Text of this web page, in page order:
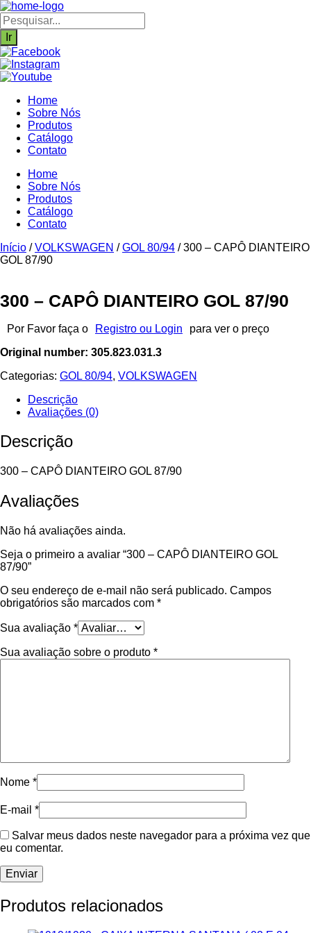
Ir
para
o
conteúdo
Pesquisar
produtos
Ir
Home
Sobre Nós
Produtos
Catálogo
Contato
Home
Sobre Nós
Produtos
Catálogo
Contato
Início /VOLKSWAGEN /GOL 80/94 / 300 – CAPÔ DIANTEIRO
GOL 87/90
300 – CAPÔ DIANTEIRO GOL 87/90
Por Favor faça o Registro ou Login
para ver o preço
Original number: 305.823.031.3
Categorias: GOL 80/94, VOLKSWAGEN
Descrição
Avaliações (0)
Descrição
300 – CAPÔ DIANTEIRO GOL 87/90
Avaliações
Não há avaliações ainda.
Seja o primeiro a avaliar “300 – CAPÔ DIANTEIRO GOL
87/90”
O seu endereço de e-mail não será publicado. Campos
obrigatórios são marcados com *
Sua avaliação *
Sua avaliação sobre o produto *
Nome *
E-mail *
Salvar meus dados neste navegador para a próxima vez que
eu comentar.
Produtos relacionados